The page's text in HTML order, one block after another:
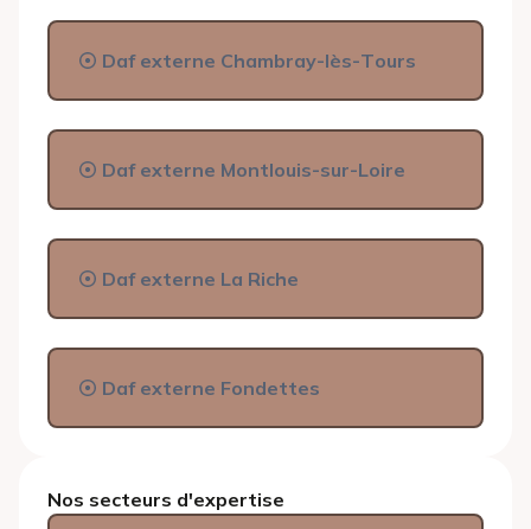
Daf externe Chambray-lès-Tours
Daf externe Montlouis-sur-Loire
Daf externe La Riche
Daf externe Fondettes
Nos secteurs d'expertise